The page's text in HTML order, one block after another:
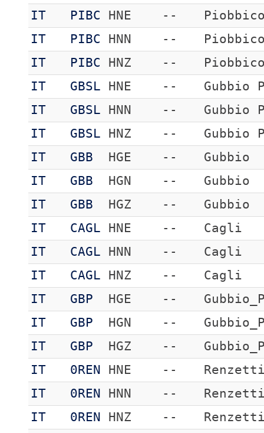
IT
PIBC HNE --
IT
PIBC HNN --
IT
PIBC HNZ --
IT
GBSL HNE --
Gubbio
IT
GBSL HNN --
Gubbio
IT
GBSL HNZ --
Gubbio
IT
GBB HGE --
Gubbio
IT
GBB HGN --
Gubbio
IT
GBB HGZ --
Gubbio
IT
CAGL HNE --
Cagli
IT
CAGL HNN --
Cagli
IT
CAGL HNZ --
Cagli
IT
GBP HGE --
IT
GBP HGN --
IT
GBP HGZ --
IT
0REN HNE --
IT
0REN HNN --
IT
0REN HNZ --